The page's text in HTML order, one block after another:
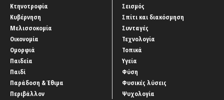
Κτηνοτροφία
Κυβέρνηση
Μελισσοκομία
Οικονομία
Ομορφιά
Παιδεία
Παιδί
Παράδοση & Έθιμα
Περιβάλλον
Σεισμός
Σπίτι και διακόσμηση
Συνταγές
Τεχνολογία
Τοπικά
Υγεία
Φύση
Φυσικές λύσεις
Ψυχολογία